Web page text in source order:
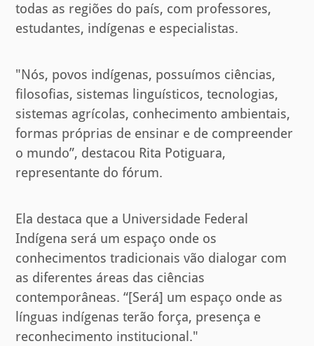
todas as regiões do país, com professores,
estudantes, indígenas e especialistas.
"Nós, povos indígenas, possuímos ciências,
filosofias, sistemas linguísticos, tecnologias,
sistemas agrícolas, conhecimento ambientais,
formas próprias de ensinar e de compreender
o mundo”, destacou Rita Potiguara,
representante do fórum.
Ela destaca que a Universidade Federal
Indígena será um espaço onde os
conhecimentos tradicionais vão dialogar com
as diferentes áreas das ciências
contemporâneas. “[Será] um espaço onde as
línguas indígenas terão força, presença e
reconhecimento institucional."